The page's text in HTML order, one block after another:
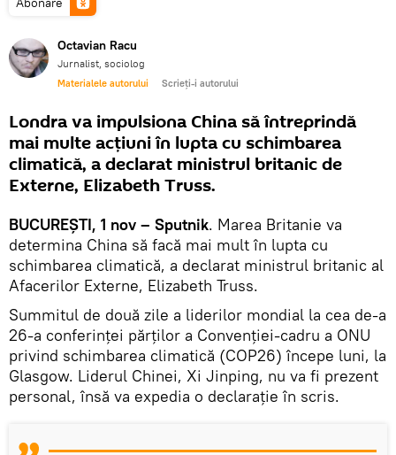
Octavian Racu
Jurnalist, sociolog
Materialele autorului Scrieți-i autorului
Londra va impulsiona China să întreprindă
mai multe acțiuni în lupta cu schimbarea
climatică, a declarat ministrul britanic de
Externe, Elizabeth Truss.
BUCUREȘTI, 1 nov – Sputnik. Marea Britanie va
determina China să facă mai mult în lupta cu
schimbarea climatică, a declarat ministrul britanic al
Afacerilor Externe, Elizabeth Truss.
Summitul de două zile a liderilor mondial la cea de-a
26-a conferinței părților a Convenției-cadru a ONU
privind schimbarea climatică (COP26) începe luni, la
Glasgow. Liderul Chinei, Xi Jinping, nu va fi prezent
personal, însă va expedia o declarație în scris.